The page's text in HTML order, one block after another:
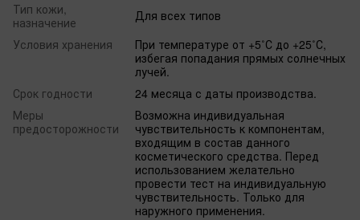
Тип кожи,
назначение
Для всех типов
Условия хранения
При температуре от +5˚С до +25˚С,
избегая попадания прямых солнечных
лучей.
Срок годности
24 месяца с даты производства.
Меры
предосторожности
Возможна индивидуальная
чувствительность к компонентам,
входящим в состав данного
косметического средства. Перед
использованием желательно
провести тест на индивидуальную
чувствительность. Только для
наружного применения.